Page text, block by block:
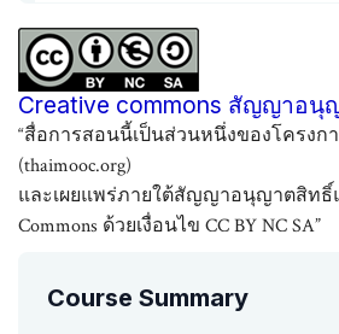
Creative commons สัญญาอนุ
“สื่อการสอนนี้เป็นส่วนหนึ่งของโครงกา
(thaimooc.org)
และเผยแพร่ภายใต้สัญญาอนุญาตสิทธิ์แ
Commons ด้วยเงื่อนไข CC BY NC SA”
Course Summary